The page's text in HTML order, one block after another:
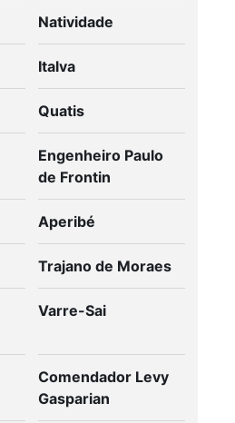
Natividade
Italva
Quatis
Engenheiro Paulo
de Frontin
Aperibé
Trajano de Moraes
Varre-Sai
Comendador Levy
Gasparian